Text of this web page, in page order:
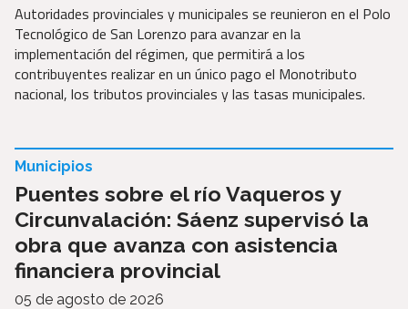
Autoridades provinciales y municipales se reunieron en el Polo
Tecnológico de San Lorenzo para avanzar en la
implementación del régimen, que permitirá a los
contribuyentes realizar en un único pago el Monotributo
nacional, los tributos provinciales y las tasas municipales.
Puentes sobre el río Vaqueros y
Circunvalación: Sáenz supervisó la
obra que avanza con asistencia
financiera provincial
Municipios
05 de agosto de 2026